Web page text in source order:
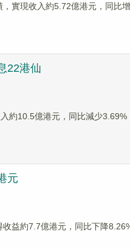
實現收入約5.72億港元，同比
22港仙
約10.5億港元，同比減少
元
益約7.7億港元，同比下降